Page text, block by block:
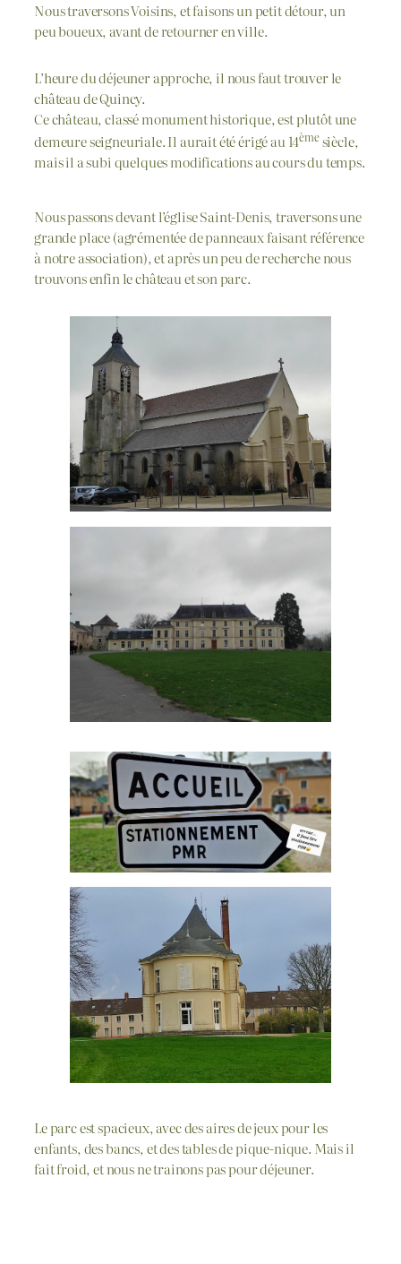
Nous traversons Voisins, et faisons un petit détour, un
peu boueux, avant de retourner en ville.
L’heure du déjeuner approche, il nous faut trouver le
château de Quincy.
Ce château, classé monument historique, est plutôt une
demeure seigneuriale. Il aurait été érigé au 14èmesiècle,
mais il a subi quelques modifications au cours du temps.
Nous passons devant l’église Saint-Denis, traversons une
grande place (agrémentée de panneaux faisant référence
à notre association), et après un peu de recherche nous
trouvons enfin le château et son parc.
Le parc est spacieux, avec des aires de jeux pour les
enfants, des bancs, et des tables de pique-nique. Mais il
fait froid, et nous ne trainons pas pour déjeuner.